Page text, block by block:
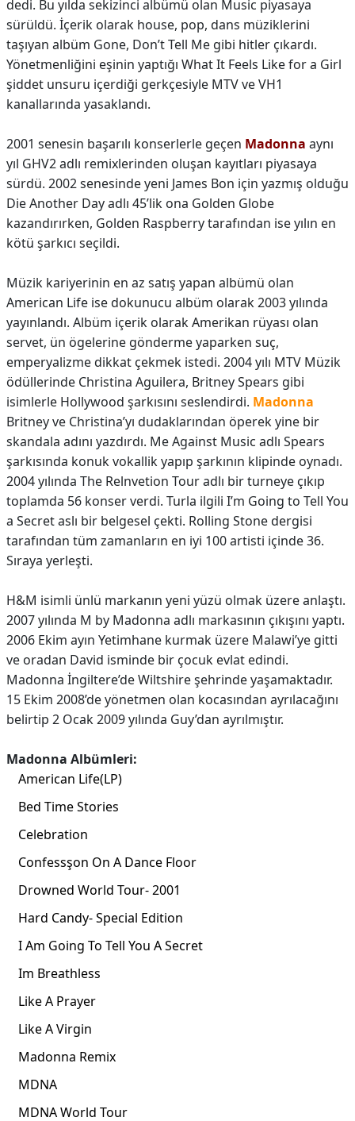
dedi. Bu yılda sekizinci albümü olan Music piyasaya
sürüldü. İçerik olarak house, pop, dans müziklerini
taşıyan albüm Gone, Don’t Tell Me gibi hitler çıkardı.
Yönetmenliğini eşinin yaptığı What It Feels Like for a Girl
şiddet unsuru içerdiği gerkçesiyle MTV ve VH1
kanallarında yasaklandı.
2001 senesin başarılı konserlerle geçen Madonna aynı
yıl GHV2 adlı remixlerinden oluşan kayıtları piyasaya
sürdü. 2002 senesinde yeni James Bon için yazmış olduğu
Die Another Day adlı 45’lik ona Golden Globe
kazandırırken, Golden Raspberry tarafından ise yılın en
kötü şarkıcı seçildi.
Müzik kariyerinin en az satış yapan albümü olan
American Life ise dokunucu albüm olarak 2003 yılında
yayınlandı. Albüm içerik olarak Amerikan rüyası olan
servet, ün ögelerine gönderme yaparken suç,
emperyalizme dikkat çekmek istedi. 2004 yılı MTV Müzik
ödüllerinde Christina Aguilera, Britney Spears gibi
isimlerle Hollywood şarkısını seslendirdi. Madonna
Britney ve Christina’yı dudaklarından öperek yine bir
skandala adını yazdırdı. Me Against Music adlı Spears
şarkısında konuk vokallik yapıp şarkının klipinde oynadı.
2004 yılında The Relnvetion Tour adlı bir turneye çıkıp
toplamda 56 konser verdi. Turla ilgili I’m Going to Tell You
a Secret aslı bir belgesel çekti. Rolling Stone dergisi
tarafından tüm zamanların en iyi 100 artisti içinde 36.
Sıraya yerleşti.
H&M isimli ünlü markanın yeni yüzü olmak üzere anlaştı.
2007 yılında M by Madonna adlı markasının çıkışını yaptı.
2006 Ekim ayın Yetimhane kurmak üzere Malawi’ye gitti
ve oradan David isminde bir çocuk evlat edindi.
Madonna İngiltere’de Wiltshire şehrinde yaşamaktadır.
15 Ekim 2008’de yönetmen olan kocasından ayrılacağını
belirtip 2 Ocak 2009 yılında Guy’dan ayrılmıştır.
Madonna Albümleri:
American Life(LP)
Bed Time Stories
Celebration
Confessşon On A Dance Floor
Drowned World Tour- 2001
Hard Candy- Special Edition
I Am Going To Tell You A Secret
Im Breathless
Like A Prayer
Like A Virgin
Madonna Remix
MDNA
MDNA World Tour